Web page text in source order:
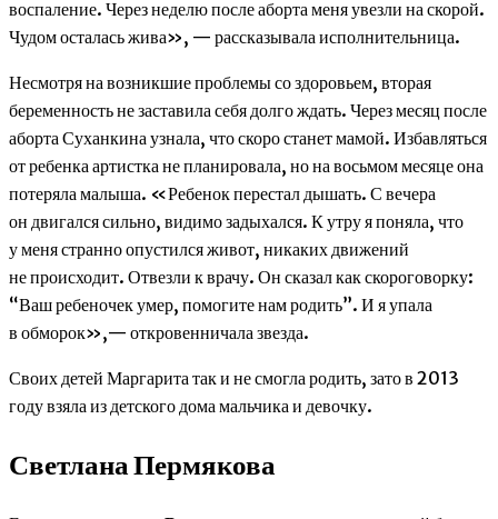
воспаление. Через неделю после аборта меня увезли на скорой.
Чудом осталась жива», — рассказывала исполнительница.
Несмотря на возникшие проблемы со здоровьем, вторая
беременность не заставила себя долго ждать. Через месяц после
аборта Суханкина узнала, что скоро станет мамой. Избавляться
от ребенка артистка не планировала, но на восьмом месяце она
потеряла малыша. «Ребенок перестал дышать. С вечера
он двигался сильно, видимо задыхался. К утру я поняла, что
у меня странно опустился живот, никаких движений
не происходит. Отвезли к врачу. Он сказал как скороговорку:
“Ваш ребеночек умер, помогите нам родить”. И я упала
в обморок»,— откровенничала звезда.
Своих детей Маргарита так и не смогла родить, зато в 2013
году взяла из детского дома мальчика и девочку.
Светлана Пермякова